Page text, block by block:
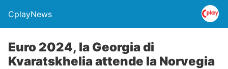
CplayNews
Euro 2024, la Georgia di
Kvaratskhelia attende la Norvegia